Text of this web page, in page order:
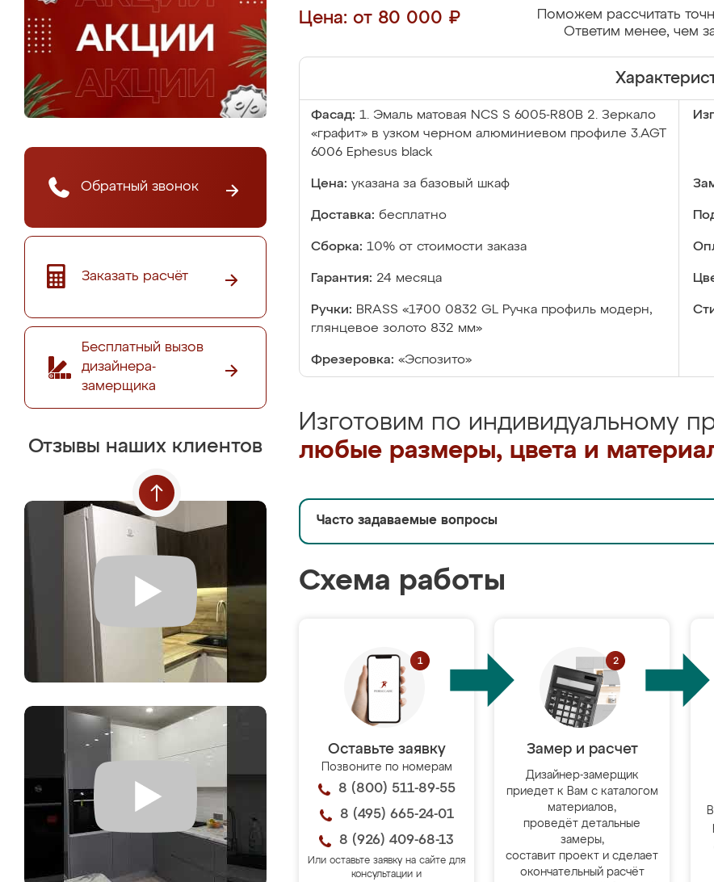
Обратный звонок
Заказать расчёт
Бесплатный вызов
дизайнера-
замерщика
Отзывы наших клиентов
Цена: от 80 000 ₽
Поможем рассчитать
Ответим менее, чем
Фасад: 1. Эмаль матовая NCS S 6005-R80B 2. Зеркало
«графит» в узком черном алюминиевом профиле 3.AGT
6006 Ephesus black
Цена: указана за базовый шкаф
Доставка: бесплатно
Сборка: 10% от стоимости заказа
Гарантия: 24 месяца
Ручки: BRASS «1700 0832 GL Ручка профиль модерн,
глянцевое золото 832 мм»
Фрезеровка: «Эспозито»
Изготовим по индивидуальному
любые размеры, цвета и
Часто задаваемые вопросы
Схема работы
Оставьте заявку
Позвоните по номерам
8 (800) 511-89-55
8 (495) 665-24-01
8 (926) 409-68-13
Или оставьте заявку на сайте для
консультации и
Замер и расчет
Дизайнер-замерщик
приедет к Вам с каталогом
материалов,
проведёт детальные
замеры,
составит проект и сделает
окончательный расчёт